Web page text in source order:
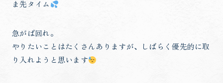
ま先タイム
急がば回れ。
やりたいことはたくさんありますが、しばらく優先的に取
り入れようと思います